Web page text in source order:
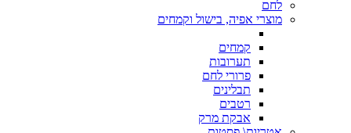
לחם
מוצרי אפיה, בישול וקמחים
קמחים
תערובות
פרורי לחם
תבלינים
רטבים
אבקת מרק